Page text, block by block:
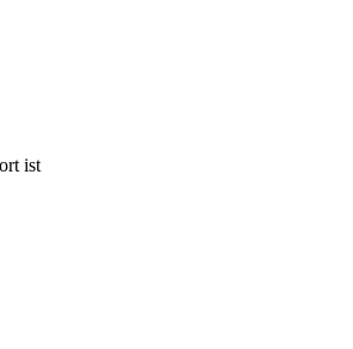
ist